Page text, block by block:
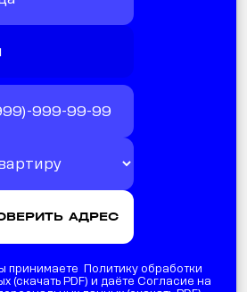
принимаете Политику обработки
(скачать PDF) и даёте Согласие на